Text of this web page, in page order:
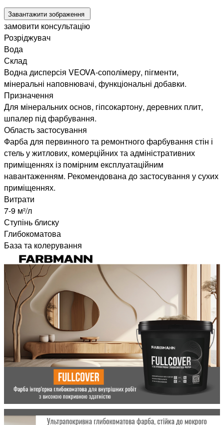
Завантажити зображення
замовити консультацію
Розріджувач
Вода
Склад
Водна дисперсія VEOVA-сополімеру, пігменти,
мінеральні наповнювачі, функціональні добавки.
Призначення
Для мінеральних основ, гіпсокартону, деревних плит,
шпалер під фарбування.
Область застосування
Фарба для первинного та ремонтного фарбування стін і
стель у житлових, комерційних та адміністративних
приміщеннях із помірним експлуатаційним
навантаженням. Рекомендована до застосування у сухих
приміщеннях.
Витрати
7-9 м²/л
Ступінь блиску
Глибокоматова
База та колерування